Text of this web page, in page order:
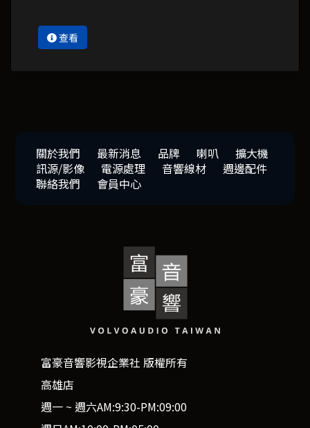
查看
關於我們 最新消息 品牌 喇叭
擴大機
訊源/影像
電源處理 音響線材
週邊配件
聯絡我們
會員中心
富豪音響影視企業社 版權所有
高雄店
週一 ~ 週六AM:9:30-PM:09:00